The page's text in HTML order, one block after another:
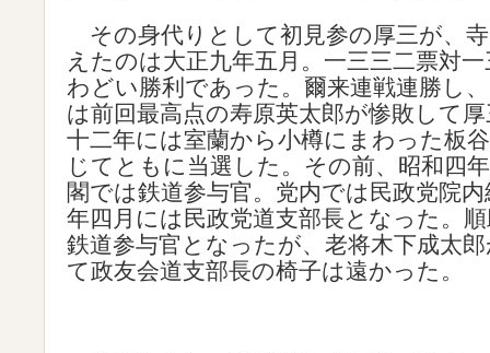
その身代りとして初見参の厚三が、
えたのは大正九年五月。一三三二票対
わどい勝利であった。爾来連戦連勝し
は前回最高点の寿原英太郎が惨敗して
十二年には室蘭から小樽にまわった板
じてともに当選した。その前、昭和四
閣では鉄道参与官。党内では民政党院
年四月には民政党道支部長となった。
鉄道参与官となったが、老将木下成太
て政友会道支部長の椅子は遠かった。